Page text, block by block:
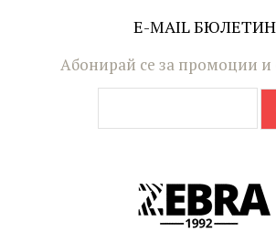
E-MAIL БЮЛЕТИН
Абонирай се за промоции и